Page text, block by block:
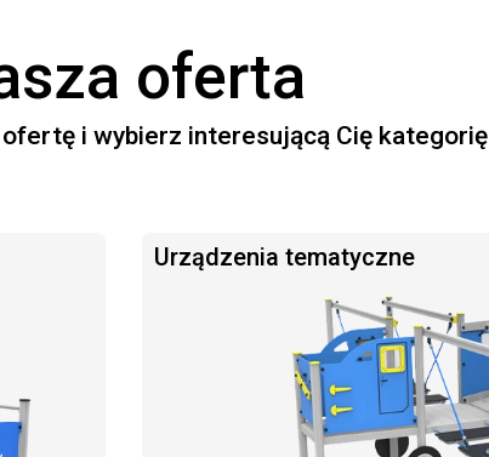
oferta
i wybierz interesującą Cię kategorię
Urządzenia tematyczne